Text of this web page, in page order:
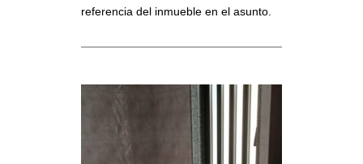
referencia del inmueble en el asunto.